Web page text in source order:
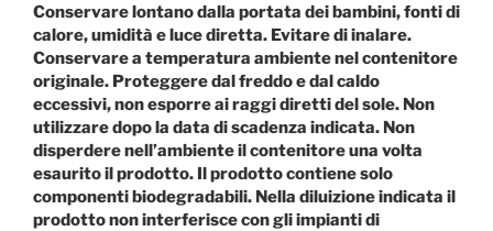
Conservare lontano dalla portata dei bambini, fonti di
calore, umidità e luce diretta. Evitare di inalare.
Conservare a temperatura ambiente nel contenitore
originale. Proteggere dal freddo e dal caldo
eccessivi, non esporre ai raggi diretti del sole. Non
utilizzare dopo la data di scadenza indicata. Non
disperdere nell’ambiente il contenitore una volta
esaurito il prodotto. Il prodotto contiene solo
componenti biodegradabili. Nella diluizione indicata il
prodotto non interferisce con gli impianti di